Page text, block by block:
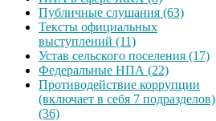
Публичные слушания (63)
Тексты официальных
выступлений (11)
Устав сельского поселения (17)
Федеральные НПА (22)
Противодействие коррупции
(включает в себя 7 подразделов)
(36)